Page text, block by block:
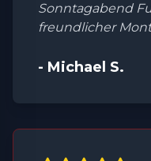
Sonntagabend
freundlicher
- Michael S.